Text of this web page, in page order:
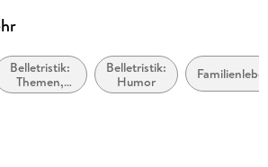
Belletristik:
Themen,
Stoffe,
Belletristik:
Humor